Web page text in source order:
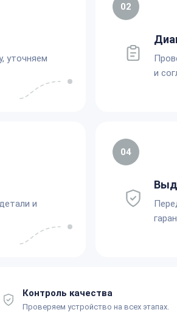
уточняем
02
и
и
04
Контроль качества
Проверяем устройство на всех этапах.